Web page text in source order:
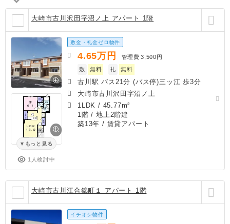
大崎市古川沢田字沼ノ上 アパート 1階
もっと見る
1人検討中
敷金・礼金ゼロ物件
4.65万円 管理費 3,500円
敷
無料 礼 無料
古川駅 バス21分 (バス停)三ッ江 歩3分
大崎市古川沢田字沼ノ上
1LDK / 45.77m²
1階 / 地上2階建
築13年 / 賃貸アパート
大崎市古川江合錦町１ アパート 1階
イチオシ物件